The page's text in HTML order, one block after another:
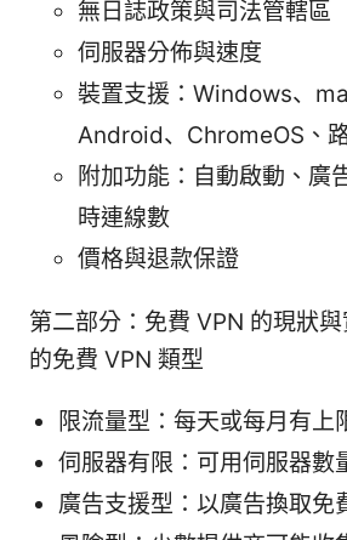
無日誌政策與司法管轄區
伺服器分佈與速度
裝置支援：Windows、
Android、ChromeOS、
附加功能：自動啟動、廣
時連線數
價格與退款保證
第二部分：免費 VPN 的現狀
的免費 VPN 類型
限流量型：每天或每月有上
伺服器有限：可用伺服器數
廣告支援型：以廣告換取免